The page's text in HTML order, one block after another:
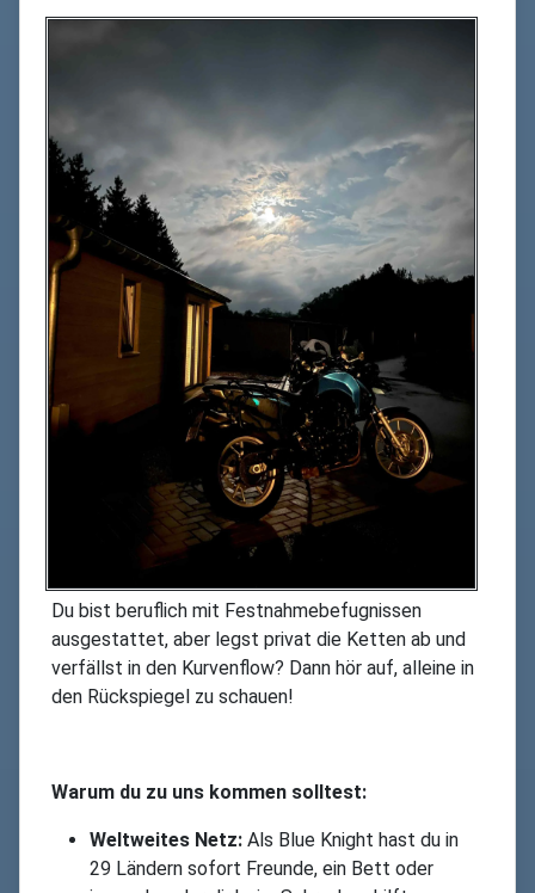
Du bist beruflich mit Festnahmebefugnissen
ausgestattet, aber legst privat die Ketten ab und
verfällst in den Kurvenflow? Dann hör auf, alleine in
den Rückspiegel zu schauen!
Warum du zu uns kommen solltest:
Weltweites Netz: Als Blue Knight hast du in
29 Ländern sofort Freunde, ein Bett oder